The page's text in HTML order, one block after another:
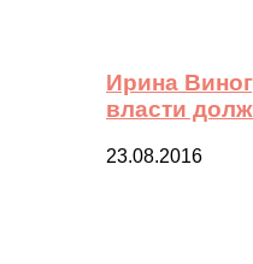
Ирина
власти
23.08.2016